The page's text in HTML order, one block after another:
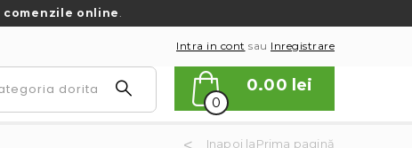
comenzile online.
Intra in cont sau Inregistrare
0
0.00 lei
Inapoi laPrima pagină